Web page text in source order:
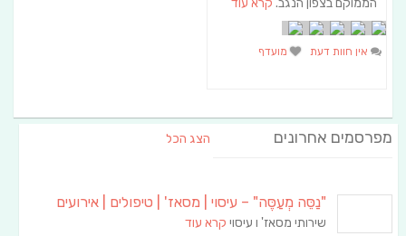
אין חוות דעת מועדף
מפרסמים אחרונים הצג הכל
"נַסֵּה מְעַסֶּה" – עיסוי | מסאז' | טיפולים | אירועים
שירותי מסאז' ו עיסוי קרא עוד